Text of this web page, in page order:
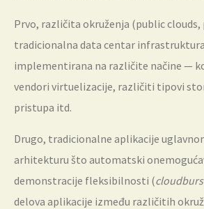
Prvo, različita okruženja (public clouds,
tradicionalna data centar
implementirana na različite načine —
vendori virtuelizacije, različiti tipovi
pristupa itd.
Drugo, tradicionalne aplikacije
arhitekturu što automatski
demonstracije fleksibilnosti (
delova aplikacije između različitih